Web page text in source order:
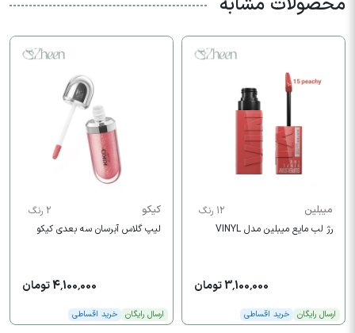
میبلین
12 رنگ
رژ لب مایع میبلین مدل VINYL
3,100,000 تومان
ارسال رایگان خرید اقساطی
کیکو
2 رنگ
لیپ گلاس آبرسان سه بعدی کیکو
4,100,000 تومان
ارسال رایگان خرید اقساطی